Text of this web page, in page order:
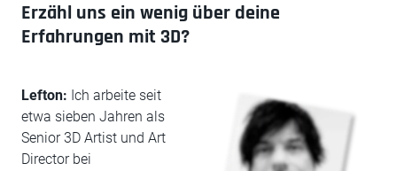
Erzähl uns ein wenig über deine
Erfahrungen mit 3D?
Lefton: Ich arbeite seit
etwa sieben Jahren als
Senior 3D Artist und Art
Director bei